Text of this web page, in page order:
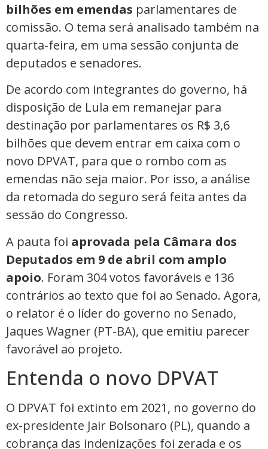
bilhões em emendas parlamentares de
comissão. O tema será analisado também na
quarta-feira, em uma sessão conjunta de
deputados e senadores.
De acordo com integrantes do governo, há
disposição de Lula em remanejar para
destinação por parlamentares os R$ 3,6
bilhões que devem entrar em caixa com o
novo DPVAT, para que o rombo com as
emendas não seja maior. Por isso, a análise
da retomada do seguro será feita antes da
sessão do Congresso.
A pauta foi aprovada pela Câmara dos
Deputados em 9 de abril com amplo
apoio. Foram 304 votos favoráveis e 136
contrários ao texto que foi ao Senado. Agora,
o relator é o líder do governo no Senado,
Jaques Wagner (PT-BA), que emitiu parecer
favorável ao projeto.
Entenda o novo DPVAT
O DPVAT foi extinto em 2021, no governo do
ex-presidente Jair Bolsonaro (PL), quando a
cobrança das indenizações foi zerada e os